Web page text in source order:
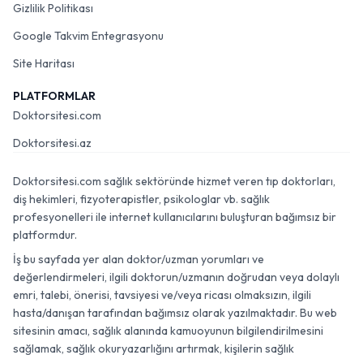
Gizlilik Politikası
Google Takvim Entegrasyonu
Site Haritası
PLATFORMLAR
Doktorsitesi.com
Doktorsitesi.az
Doktorsitesi.com sağlık sektöründe hizmet veren tıp doktorları,
diş hekimleri, fizyoterapistler, psikologlar vb. sağlık
profesyonelleri ile internet kullanıcılarını buluşturan bağımsız bir
platformdur.
İş bu sayfada yer alan doktor/uzman yorumları ve
değerlendirmeleri, ilgili doktorun/uzmanın doğrudan veya dolaylı
emri, talebi, önerisi, tavsiyesi ve/veya ricası olmaksızın, ilgili
hasta/danışan tarafından bağımsız olarak yazılmaktadır. Bu web
sitesinin amacı, sağlık alanında kamuoyunun bilgilendirilmesini
sağlamak, sağlık okuryazarlığını artırmak, kişilerin sağlık